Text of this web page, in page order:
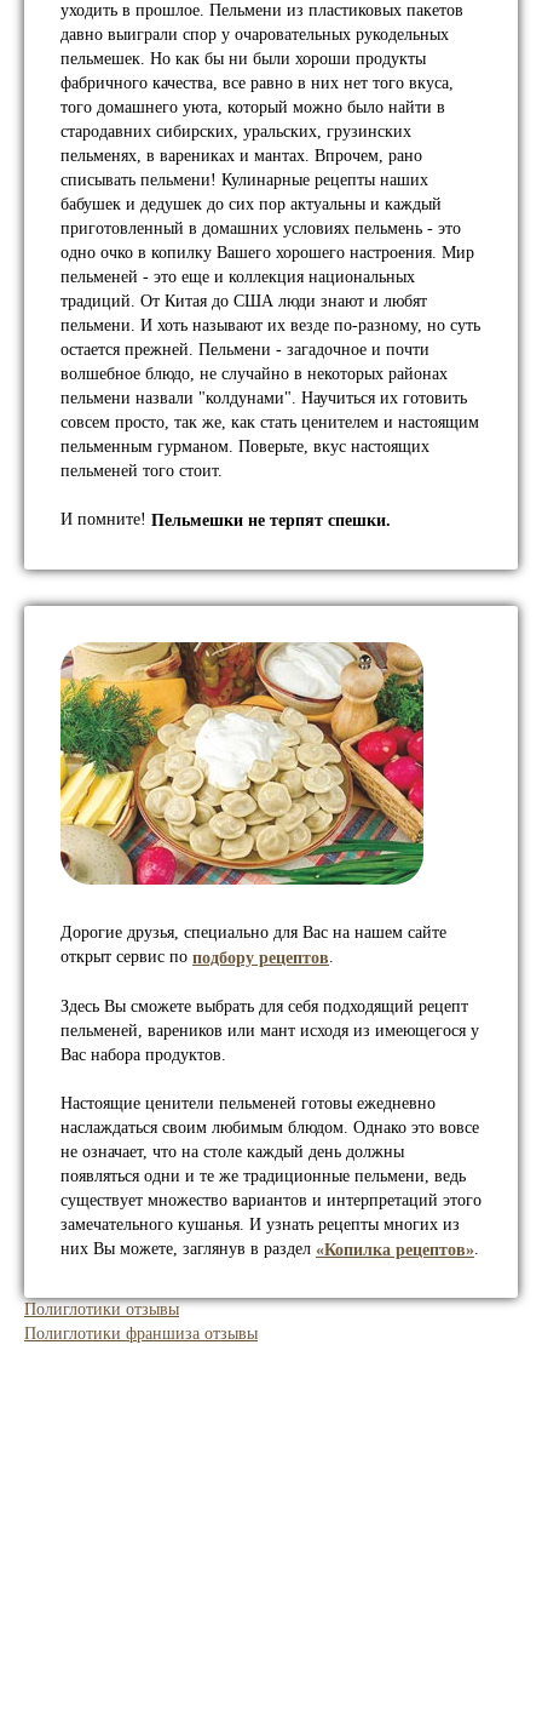
уходить в прошлое. Пельмени из пластиковых пакетов
давно выиграли спор у очаровательных рукодельных
пельмешек. Но как бы ни были хороши продукты
фабричного качества, все равно в них нет того вкуса,
того домашнего уюта, который можно было найти в
стародавних сибирских, уральских, грузинских
пельменях, в варениках и мантах. Впрочем, рано
списывать пельмени! Кулинарные рецепты наших
бабушек и дедушек до сих пор актуальны и каждый
приготовленный в домашних условиях пельмень - это
одно очко в копилку Вашего хорошего настроения. Мир
пельменей - это еще и коллекция национальных
традиций. От Китая до США люди знают и любят
пельмени. И хоть называют их везде по-разному, но суть
остается прежней. Пельмени - загадочное и почти
волшебное блюдо, не случайно в некоторых районах
пельмени назвали "колдунами". Научиться их готовить
совсем просто, так же, как стать ценителем и настоящим
пельменным гурманом. Поверьте, вкус настоящих
пельменей того стоит.
И помните! Пельмешки не терпят спешки.
Дорогие друзья, специально для Вас на нашем сайте
открыт сервис по подбору рецептов
Здесь Вы сможете выбрать для себя подходящий рецепт
пельменей, вареников или мант исходя из имеющегося у
Вас набора продуктов.
Настоящие ценители пельменей готовы ежедневно
наслаждаться своим любимым блюдом. Однако это вовсе
не означает, что на столе каждый день должны
появляться одни и те же традиционные пельмени, ведь
существует множество вариантов и интерпретаций этого
замечательного кушанья. И узнать рецепты многих из
них Вы можете, заглянув в раздел «Копилка рецептов»
Полиглотики отзывы
Полиглотики франшиза отзывы